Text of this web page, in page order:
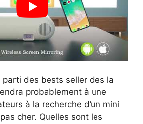
parti des bests seller des la
probablement à une
à la recherche d’un mini
cher. Quelles sont les